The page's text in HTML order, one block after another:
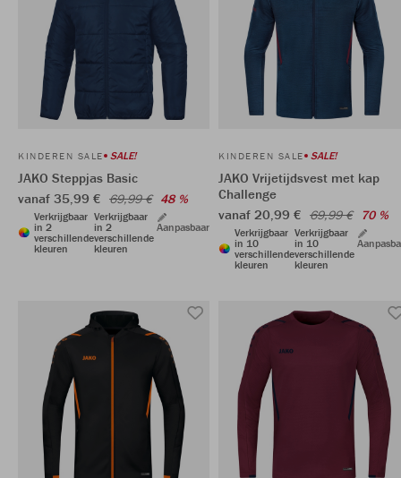
KINDEREN SALE SALE!
JAKO Steppjas Basic
vanaf 35,99 € 69,99 € 48 %
Verkrijgbaar
in 2
verschillende
kleuren
Verkrijgbaar
in 2
verschillende
kleuren
Aanpasbaar
KINDEREN SALE SALE!
JAKO Vrijetijdsvest met kap
Challenge
vanaf 20,99 € 69,99 € 70 %
Verkrijgbaar
in 10
verschillende
kleuren
Verkrijgbaar
in 10
verschillende
kleuren